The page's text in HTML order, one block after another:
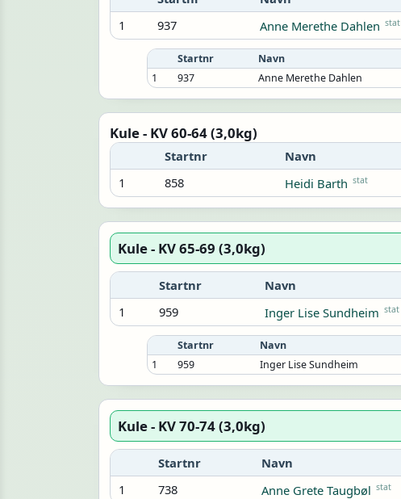
1
937 Anne Merethe Dahlen stat
Startnr Navn
1
937 Anne Merethe Dahlen
Kule - KV 60-64 (3,0kg)
Startnr Navn
1
858 Heidi Barth stat
Kule - KV 65-69 (3,0kg)
Startnr Navn
1
959 Inger Lise Sundheim stat
Startnr Navn
1
959 Inger Lise Sundheim
Kule - KV 70-74 (3,0kg)
Startnr Navn
1
738 Anne Grete Taugbøl stat